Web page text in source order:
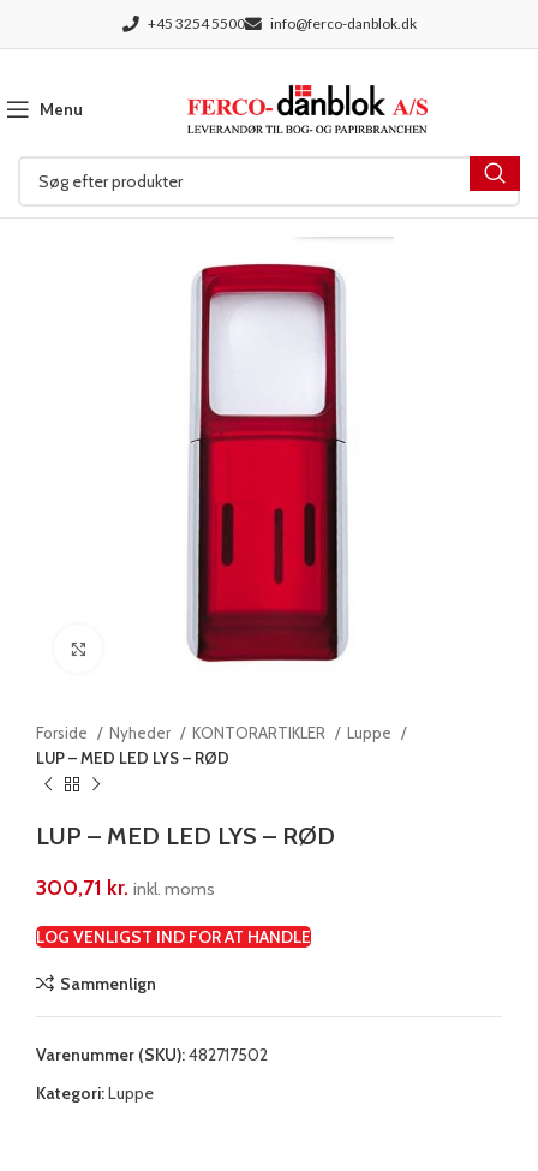
+45 3254 5500 info@ferco-danblok.dk
Menu
Klik for at forstørre
Forside Nyheder KONTORARTIKLER
Luppe
LUP – MED LED LYS – RØD
LUP – MED LED LYS – RØD
300,71 kr. inkl. moms
LOG VENLIGST IND FOR AT HANDLE
Sammenlign
Varenummer (SKU):482717502
Kategori:Luppe